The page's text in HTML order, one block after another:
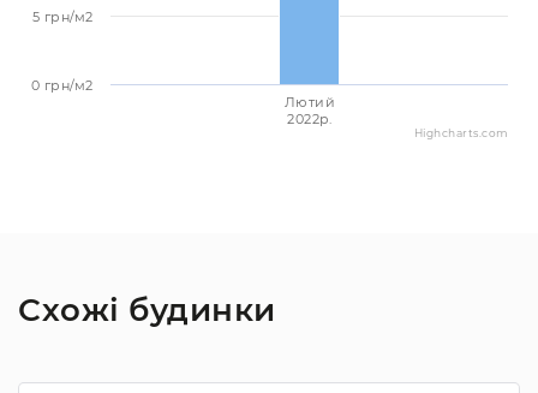
Лютий
2022p.
0 грн/м2
5 грн/м2
Highcharts.com
Схожі будинки